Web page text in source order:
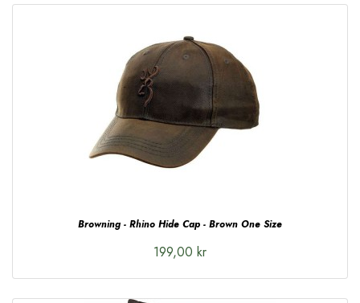
Browning - Rhino Hide Cap - Brown One Size
199,00 kr